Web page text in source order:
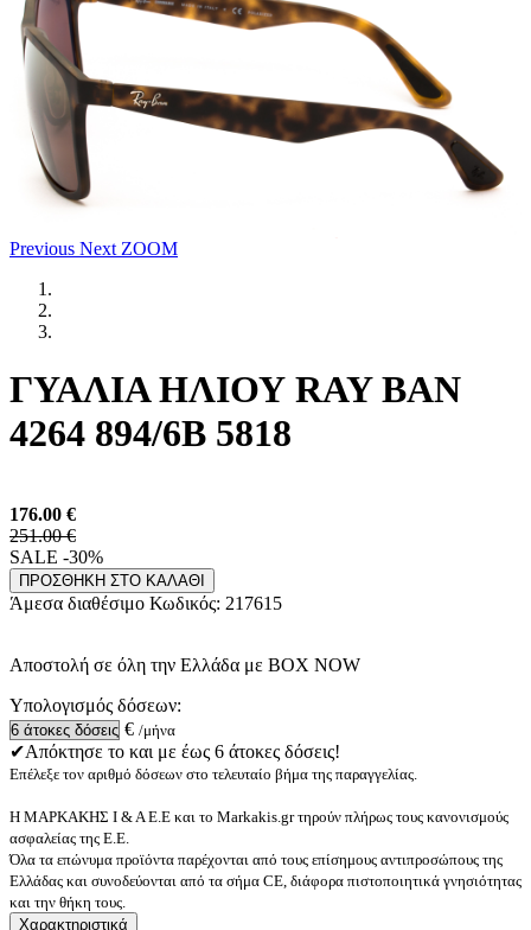
Previous Next ZOOM
ΓΥΑΛΙΑ ΗΛΙΟΥ RAY BAN
4264 894/6B 5818
176.00 €
251.00 €
SALE -30%
ΠΡΟΣΘΗΚΗ ΣΤΟ ΚΑΛΑΘΙ
Άμεσα διαθέσιμο Κωδικός: 217615
Αποστολή σε όλη την Ελλάδα με BOX NOW
Υπολογισμός δόσεων:
€ /μήνα
✔Απόκτησε το και με έως 6 άτοκες δόσεις!
Επέλεξε τον αριθμό δόσεων στο τελευταίο βήμα της παραγγελίας.
Η ΜΑΡΚΑΚΗΣ Ι & Α Ε.Ε και το Markakis.gr τηρούν πλήρως τους κανονισμούς
ασφαλείας της Ε.Ε.
Όλα τα επώνυμα προϊόντα παρέχονται από τους επίσημους αντιπροσώπους της
Ελλάδας και συνοδεύονται από τα σήμα CE, διάφορα πιστοποιητικά γνησιότητας
και την θήκη τους.
Χαρακτηριστικά